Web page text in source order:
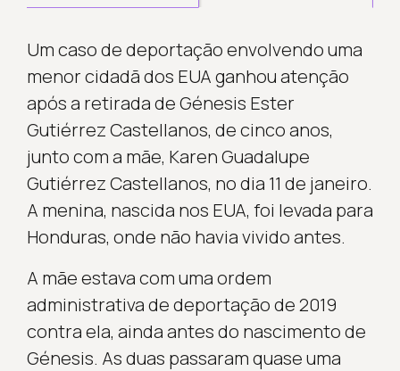
Um caso de deportação envolvendo uma
menor cidadã dos EUA ganhou atenção
após a retirada de Génesis Ester
Gutiérrez Castellanos, de cinco anos,
junto com a mãe, Karen Guadalupe
Gutiérrez Castellanos, no dia 11 de janeiro.
A menina, nascida nos EUA, foi levada para
Honduras, onde não havia vivido antes.
A mãe estava com uma ordem
administrativa de deportação de 2019
contra ela, ainda antes do nascimento de
Génesis. As duas passaram quase uma